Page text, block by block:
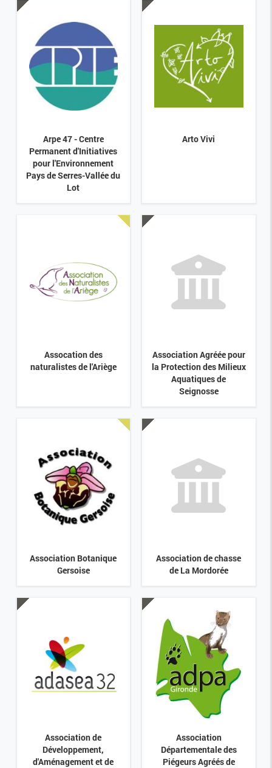
Arpe 47 - Centre
Permanent d'Initiatives
pour l'Environnement
Pays de Serres-Vallée du
Lot
Arto Vivi
Assocation des
naturalistes de l'Ariège
Association Agréée pour
la Protection des Milieux
Aquatiques de
Seignosse
Association Botanique
Gersoise
Association de chasse
de La Mordorée
Association de
Développement,
d'Aménagement et de
Association
Départementale des
Piégeurs Agréés de